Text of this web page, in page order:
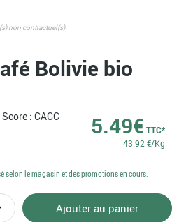
non contractuel(s)
Bolivie bio
5.49€ TTC*
43.92 €/Kg
Ajouter au panier
selon le magasin et des promotions en cours.